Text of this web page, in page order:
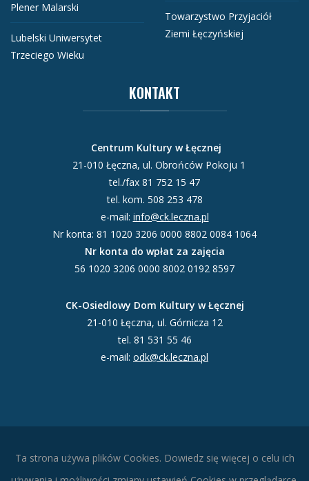
Plener Malarski
Lubelski Uniwersytet
Trzeciego Wieku
Towarzystwo Przyjaciół
Ziemi Łęczyńskiej
KONTAKT
Centrum Kultury w Łęcznej
21-010 Łęczna, ul. Obrońców Pokoju 1
tel./fax 81 752 15 47
tel. kom. 508 253 478
e-mail: info@ck.leczna.pl
Nr konta: 81 1020 3206 0000 8802 0084 1064
Nr konta do wpłat za zajęcia
56 1020 3206 0000 8002 0192 8597
CK-Osiedlowy Dom Kultury w Łęcznej
21-010 Łęczna, ul. Górnicza 12
tel. 81 531 55 46
e-mail: odk@ck.leczna.pl
Ta strona używa plików Cookies. Dowiedz się więcej o celu ich